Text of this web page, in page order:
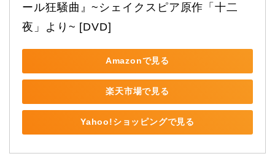
ール狂騒曲』~シェイクスピア原作「十二
夜」より~ [DVD]
Amazonで見る
楽天市場で見る
Yahoo!ショッピングで見る